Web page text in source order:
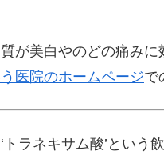
が美白やのどの痛み
医院のホームページで
ラネキサム酸’という